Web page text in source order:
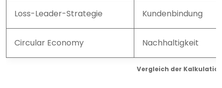
Vergleich der
Loss-Leader-Strategie Kundenbindung
Circular Economy Nachhaltigkeit